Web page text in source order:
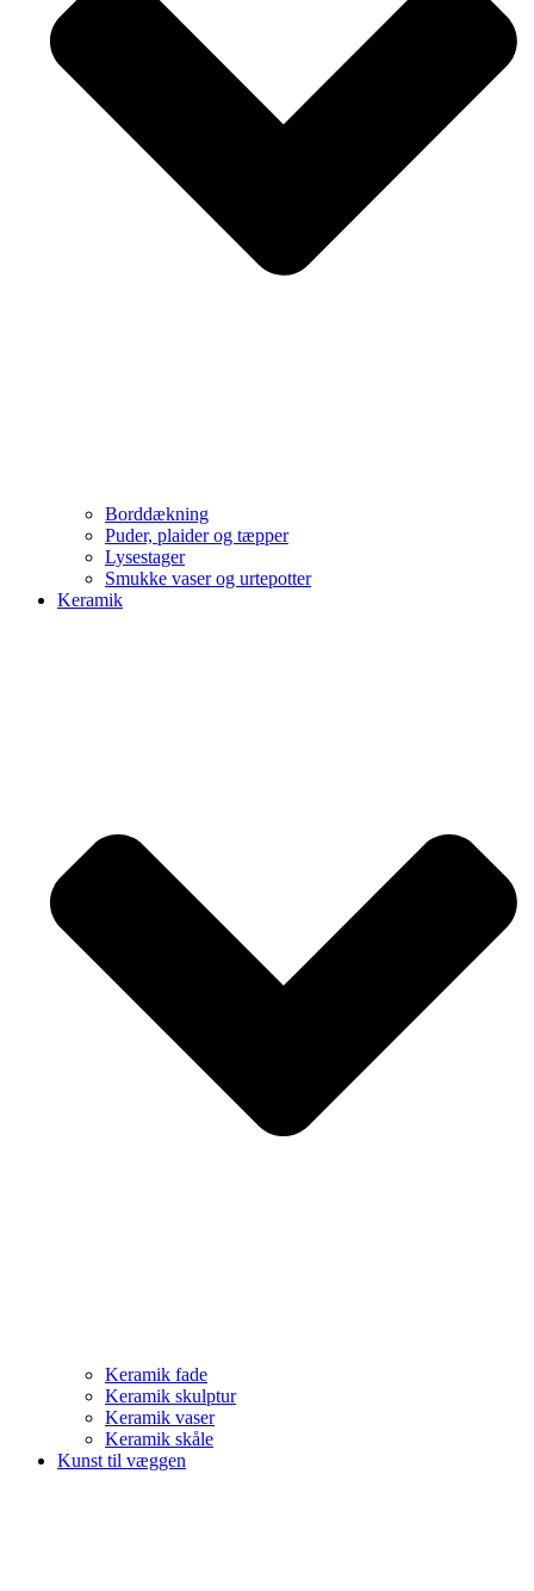
Borddækning
Puder, plaider og tæpper
Lysestager
Smukke vaser og urtepotter
Keramik
Keramik fade
Keramik skulptur
Keramik vaser
Keramik skåle
Kunst til væggen